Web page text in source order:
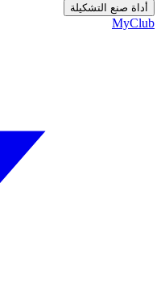
أداة صنع التشكيلة
MyClub